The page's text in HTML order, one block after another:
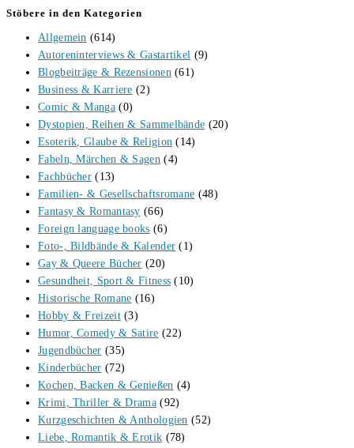
Stöbere in den Kategorien
Allgemein (614)
Autoreninterviews & Gastartikel (9)
Blogbeiträge & Rezensionen (61)
Business & Karriere (2)
Comic & Manga (0)
Dystopien, Reihen & Sammelbände (20)
Esoterik, Glaube & Religion (14)
Fabeln, Märchen & Sagen (4)
Fachbücher (13)
Familien- & Gesellschaftsromane (48)
Fantasy & Romantasy (66)
Foreign language books (6)
Foto-, Bildbände & Kalender (1)
Gay & Queere Bücher (20)
Gesundheit, Sport & Fitness (10)
Historische Romane (16)
Hobby & Freizeit (3)
Humor, Comedy & Satire (22)
Jugendbücher (35)
Kinderbücher (72)
Kochen, Backen & Genießen (4)
Krimi, Thriller & Drama (92)
Kurzgeschichten & Anthologien (52)
Liebe, Romantik & Erotik (78)